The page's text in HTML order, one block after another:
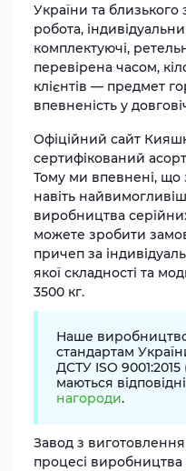
України та
робота,
комплектуючі,
перевірена часом,
клієнтів — предмет
впевненість у
Офіційний сайт
сертифікований
Тому ми впевнені,
навіть
виробництва
можете зробити
причеп за
якої складності та
3500 кг.
Наше виробництво
стандартам
ДСТУ ISO 9001:2015
маються відповідні
нагороди.
Завод з
процесі